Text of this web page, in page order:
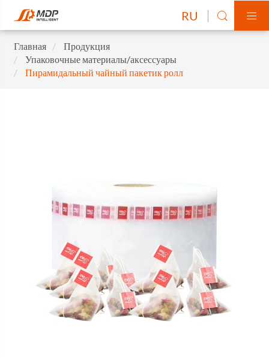
RU  
Главная
Продукция
Упаковочные материалы/аксессуары
Пирамидальный чайный пакетик ролл